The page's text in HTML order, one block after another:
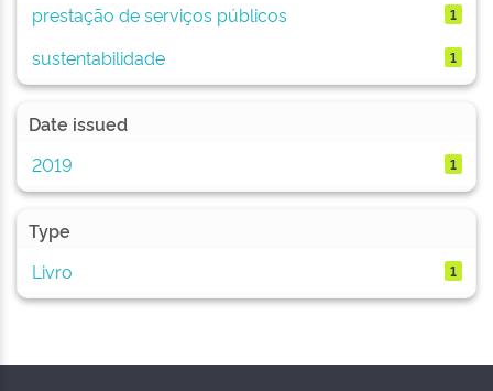
prestação de serviços públicos 1
sustentabilidade 1
Date issued
2019
1
Type
Livro
1